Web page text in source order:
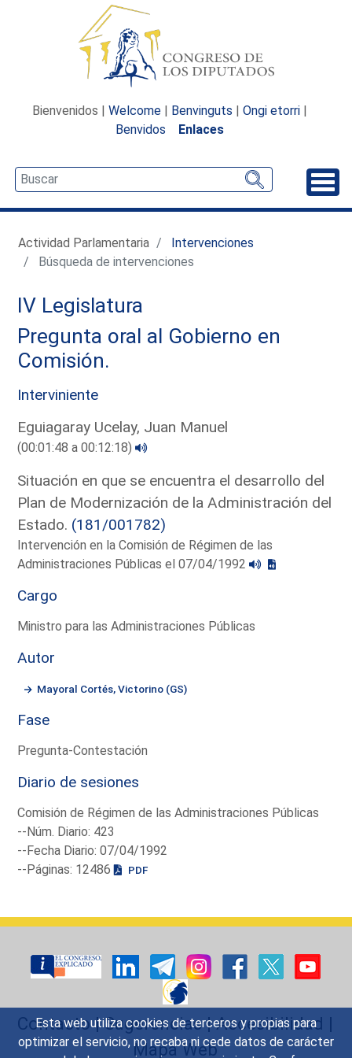
Esta web utiliza cookies de terceros y propias para
optimizar el servicio, no recaba ni cede datos de carácter
Bienvenidos | Welcome | Benvinguts | Ongi etorri |
Benvidos
Enlaces
Actividad Parlamentaria
Intervenciones
Búsqueda de intervenciones
IV Legislatura
Pregunta oral al Gobierno en
Comisión.
Interviniente
Eguiagaray Ucelay, Juan Manuel
(00:01:48 a 00:12:18)
Situación en que se encuentra el desarrollo del
Plan de Modernización de la Administración del
Estado. (181/001782)
Intervención en la Comisión de Régimen de las
Administraciones Públicas el 07/04/1992
Cargo
Ministro para las Administraciones Públicas
Autor
Mayoral Cortés, Victorino (GS)
Fase
Pregunta-Contestación
Diario de sesiones
Comisión de Régimen de las Administraciones Públicas
--Núm. Diario: 423
--Fecha Diario: 07/04/1992
--Páginas: 12486
PDF
Contacto|Sugerencias|Accesibilidad |
Mapa Web